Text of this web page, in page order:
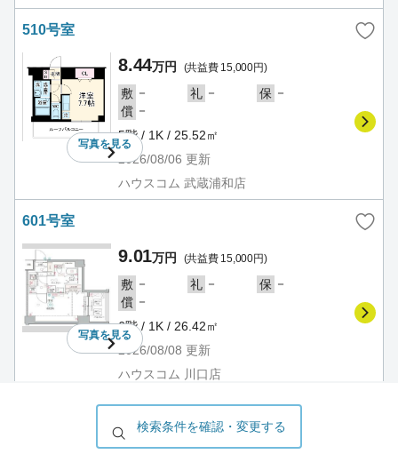
510号室
写真を見る
8.44万円 (共益費 15,000円)
敷 － 礼 － 保 －
償 －
5階 / 1K / 25.52㎡
2026/08/06 更新
ハウスコム 武蔵浦和店
601号室
写真を見る
9.01万円 (共益費 15,000円)
敷 － 礼 － 保 －
償 －
6階 / 1K / 26.42㎡
2026/08/08 更新
ハウスコム 川口店
8.56万円 (共益費 15,000円)
検索条件を確認・変更する